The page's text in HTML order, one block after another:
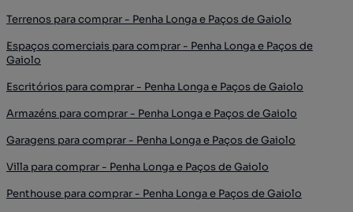
Terrenos para comprar - Penha Longa e Paços de Gaiolo
Espaços comerciais para comprar - Penha Longa e Paços de
Gaiolo
Escritórios para comprar - Penha Longa e Paços de Gaiolo
Armazéns para comprar - Penha Longa e Paços de Gaiolo
Garagens para comprar - Penha Longa e Paços de Gaiolo
Villa para comprar - Penha Longa e Paços de Gaiolo
Penthouse para comprar - Penha Longa e Paços de Gaiolo